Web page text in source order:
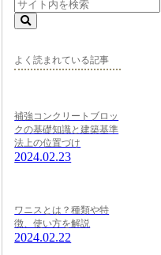
よく読まれている記事
補強コンクリートブロッ
クの基礎知識と建築基準
法上の位置づけ
2024.02.23
ワニスとは？種類や特
徴、使い方を解説
2024.02.22